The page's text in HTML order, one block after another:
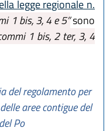
legge regionale n.
1 bis, 3, 4 e 5”sono
1 bis, 2 ter, 3, 4
del regolamento per
aree contigue del
Po